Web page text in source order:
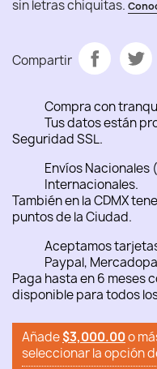
Compartir
Compra con
Tus datos están
Seguridad SSL.
Envíos
Internacionales.
También en la CDMX
puntos de la Ciudad.
Aceptamos
Paypal,
Paga hasta en 6 meses
disponible para todos
Añade$3,000.00o
seleccionar la opción